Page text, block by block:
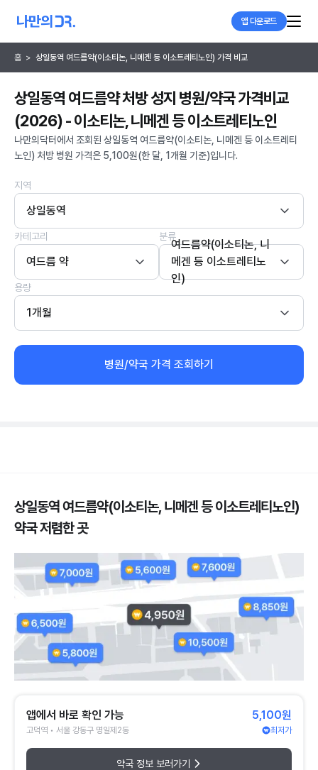
앱 다운로드
홈 > 상일동역 여드름약(이소티논, 니메겐 등 이소트레티노인) 가격 비교
상일동역 여드름약 처방 성지 병원/약국 가격비교
(2026) - 이소티논, 니메겐 등 이소트레티노인
나만의닥터에서 조회된 상일동역 여드름약(이소티논, 니메겐 등 이소트레티
노인) 처방 병원 가격은 5,100원(한 달, 1개월 기준)입니다.
지역
상일동역
카테고리
여드름 약
분류
여드름약(이소티논, 니
메겐 등 이소트레티노
인)
용량
1개월
병원/약국 가격 조회하기
상일동역 여드름약(이소티논, 니메겐 등 이소트레티노인)
약국 저렴한 곳
앱에서 바로 확인 가능
고덕역 • 서울 강동구 명일제2동
5,100원
최저가
약국 정보 보러가기